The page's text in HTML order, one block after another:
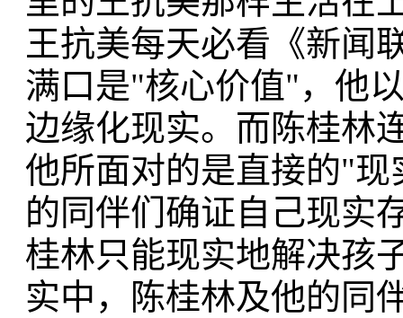
王抗美每天必看《新闻
满口是"核心价值"，他
边缘化现实。而陈桂林
他所面对的是直接的"
的同伴们确证自己现实
桂林只能现实地解决孩
实中，陈桂林及他的同